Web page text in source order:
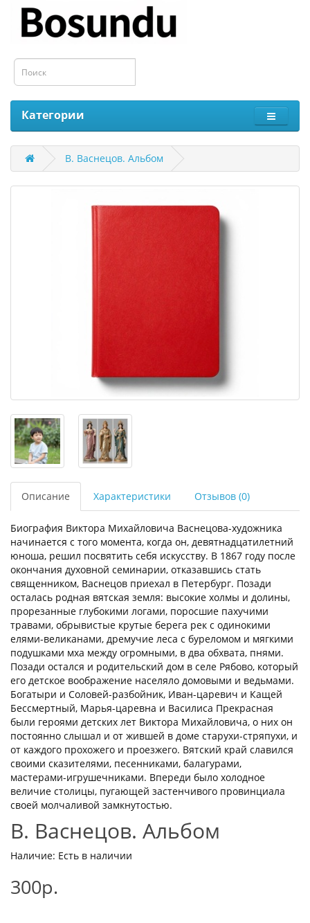
Категории
В. Васнецов. Альбом
Описание Характеристики Отзывов (0)
Биография Виктора Михайловича Васнецова-художника
начинается с того момента, когда он, девятнадцатилетний
юноша, решил посвятить себя искусству. В 1867 году после
окончания духовной семинарии, отказавшись стать
священником, Васнецов приехал в Петербург. Позади
осталась родная вятская земля: высокие холмы и долины,
прорезанные глубокими логами, поросшие пахучими
травами, обрывистые крутые берега рек с одинокими
елями-великанами, дремучие леса с буреломом и мягкими
подушками мха между огромными, в два обхвата, пнями.
Позади остался и родительский дом в селе Рябово, который
его детское воображение населяло домовыми и ведьмами.
Богатыри и Соловей-разбойник, Иван-царевич и Кащей
Бессмертный, Марья-царевна и Василиса Прекрасная
были героями детских лет Виктора Михайловича, о них он
постоянно слышал и от жившей в доме старухи-стряпухи, и
от каждого прохожего и проезжего. Вятский край славился
своими сказителями, песенниками, балагурами,
мастерами-игрушечниками. Впереди было холодное
величие столицы, пугающей застенчивого провинциала
своей молчаливой замкнутостью.
В. Васнецов. Альбом
Наличие: Есть в наличии
300р.